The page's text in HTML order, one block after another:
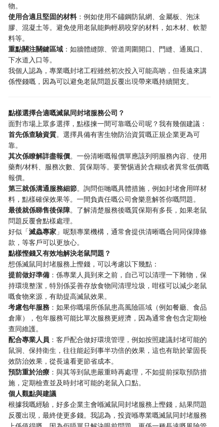
物。
使用合適且堅固的材料：例如使用不鏽鋼防鼠網、金屬板、泡沫
膠、混凝土等。避免使用老鼠能夠輕易咬穿的材料，如木材、軟塑
料等。
重點關注關鍵區域 ：如牆體縫隙、管道周圍開口、門縫、通風口、
下水道入口等。
我個人認為，專業嘅封堵工程雖然初次投入可能高啲，但長遠來講
係慳錢嘅，因為可以避免老鼠問題反覆出現帶來嘅持續開支。
點樣選擇合適嘅滅鼠同封堵服務公司？
面對市場上眾多選擇，點樣揀一間可靠嘅公司呢？我有幾個建議：
首先係查驗資質。選擇具備有害生物防治資質嘅正規企業更為可
靠。
其次係瞭解詳盡報價。一份清晰嘅報價單應該列明服務內容、使用
藥劑/材料、服務次數、質保期等。要警惕過於含糊或者異常低價嘅
報價。
第三就係溝通服務細節。詢問佢哋嘅具體措施，例如封堵會用咩材
料，點樣確保效果等。一間負責任嘅公司會樂意解答你嘅問題。
最後就係睇售後保障。了解清楚服務後嘅質保期有多長，如果老鼠
問題反覆會點樣處理。
好似「滅蟲專家 」呢類專業機構，通常會提供清晰嘅合同同保障條
款，等客戶可以更放心。
點樣慳錢又有效地解決老鼠問題？
想係滅鼠同封堵服務上慳錢，可以考慮以下幾點：
提前做好準備 ：係專業人員到來之前，自己可以清理一下雜物，保
持環境整潔，特別係妥善存放食物同清理垃圾，咁樣可以減少老鼠
嘅食物來源，有助提高滅鼠效果。
考慮包年服務 ：如果你嘅場所係鼠患高風險區域（例如餐廳、食品
倉庫），包年服務可能比單次服務更經濟，因為通常會包含定期檢
查同維護。
配合專業人員 ：客戶配合做好環境管理，例如按照建議封堵可能的
鼠洞、保持衛生，往往能起到事半功倍的效果，這也有助於鞏固長
效防治效果，從長遠看更節省成本。
預防重於治療 ：與其等到鼠患嚴重時再處理，不如提前採取預防措
施，定期檢查並及時封堵可能的老鼠入口點。
個人觀點與建議
根據我嘅經驗，好多企業主會喺滅鼠同封堵服務上慳錢，結果問題
反覆出現，最終使更多錢。我認為，投資喺專業嘅滅鼠同封堵服務